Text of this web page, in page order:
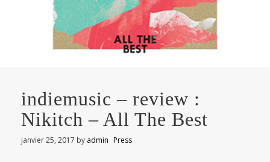
indiemusic – review :
Nikitch – All The Best
janvier 25, 2017 by admin Press